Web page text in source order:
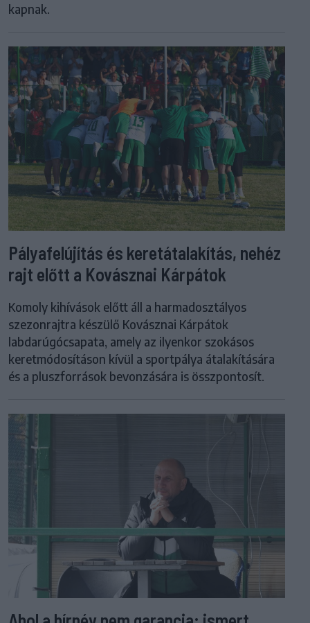
kapnak.
Pályafelújítás és keretátalakítás, nehéz
rajt előtt a Kovásznai Kárpátok
Komoly kihívások előtt áll a harmadosztályos
szezonrajtra készülő Kovásznai Kárpátok
labdarúgócsapata, amely az ilyenkor szokásos
keretmódosításon kívül a sportpálya átalakítására
és a pluszforrások bevonzására is összpontosít.